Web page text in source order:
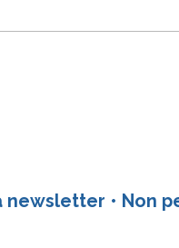
newsletter • Non